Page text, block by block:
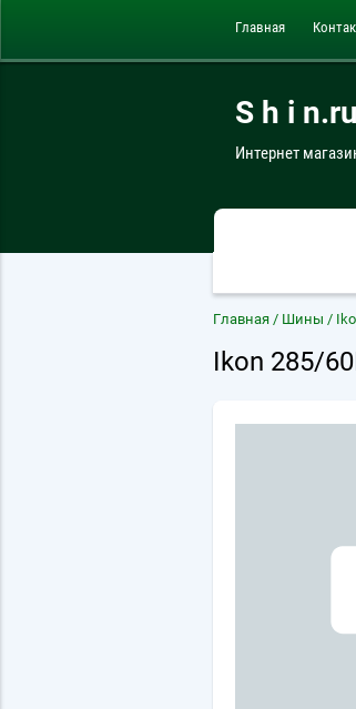
Главная
S h i n.ru
Интернет
Главная / Шины /
Ikon 285/